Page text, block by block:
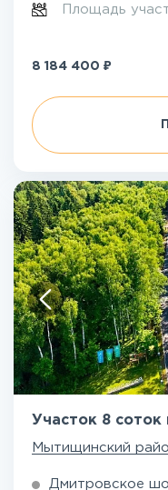
Площадь
8 184 400 ₽
Участок 8 соток
Мытищинский
Дмитровское